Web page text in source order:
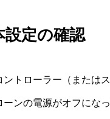
設定の確認
ントローラー（または
ーンの電源がオフにな